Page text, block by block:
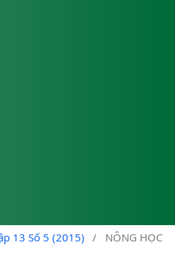
13 Số 5 (2015) / NÔNG HỌC